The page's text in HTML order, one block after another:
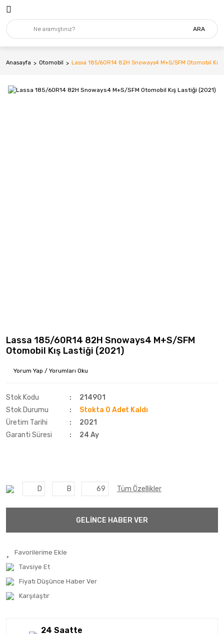
ARA
Anasayfa Otomobil Lassa 185/60R14 82H Snoways4 M+S/SFM Otomobil Kış
Lassa 185/60R14 82H Snoways4 M+S/SFM
Otomobil Kış Lastiği (2021)
Yorum Yap / Yorumları Oku
Stok Kodu
214901
Stok Durumu
Stokta 0 Adet Kaldı
Üretim Tarihi
2021
Garanti Süresi
24 Ay
D B 69 Tüm Özellikler
GELİNCE HABER VER
Tavsiye Et
Fiyatı Düşünce Haber Ver
Karşılaştır
24 Saatte